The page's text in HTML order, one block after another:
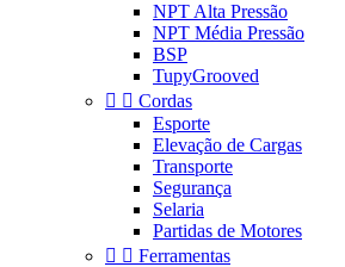
NPT Alta Pressão
NPT Média Pressão
BSP
TupyGrooved
  Cordas
Esporte
Elevação de Cargas
Transporte
Segurança
Selaria
Partidas de Motores
  Ferramentas